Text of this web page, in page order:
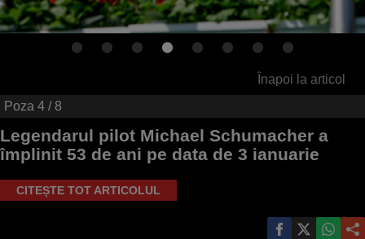
Înapoi la articol
Poza 4 / 8
Legendarul pilot Michael Schumacher a
împlinit 53 de ani pe data de 3 ianuarie
CITEȘTE TOT ARTICOLUL